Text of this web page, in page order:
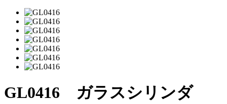
GL0416 ガラスシリンダ